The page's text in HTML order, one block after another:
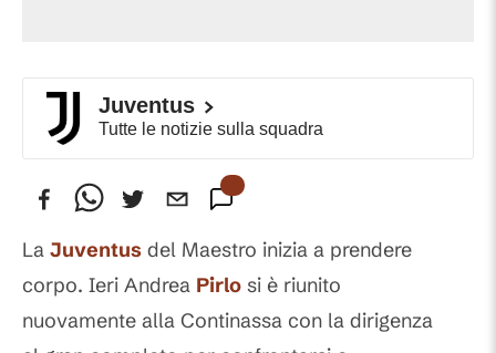
Juventus
Tutte le notizie sulla squadra
La Juventus del Maestro inizia a prendere
corpo. Ieri Andrea Pirlo si è riunito
nuovamente alla Continassa con la dirigenza